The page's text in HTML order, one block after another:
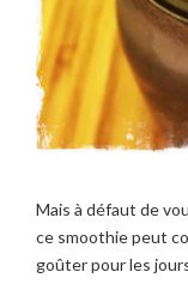
Mais à défaut de
ce smoothie peut
goûter pour les